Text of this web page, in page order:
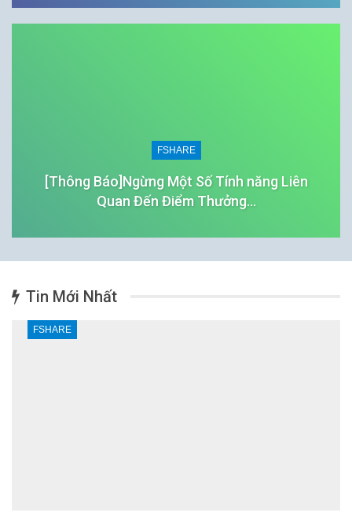
FSHARE
[Thông Báo]Ngừng Một Số Tính năng Liên
Quan Đến Điểm Thưởng…
Tin Mới Nhất
FSHARE